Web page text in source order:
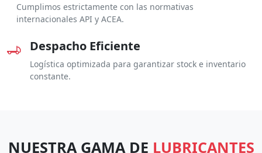
Cumplimos estrictamente con las normativas
internacionales API y ACEA.
Despacho Eficiente
Logística optimizada para garantizar stock e inventario
constante.
NUESTRA GAMA DE LUBRICANTES